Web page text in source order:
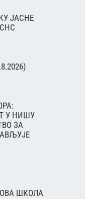
ЈАСНЕ
У НИШУ
ЗА
ШКОЛА